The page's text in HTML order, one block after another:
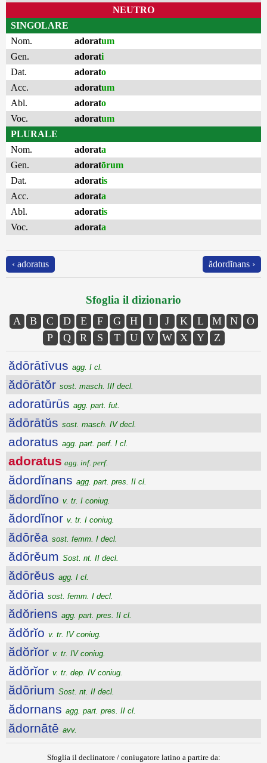
NEUTRO
SINGOLARE
Nom.
adoratum
Gen.
adorati
Dat.
adorato
Acc.
adoratum
Abl.
adorato
Voc.
adoratum
PLURALE
Nom.
adorata
Gen.
adoratōrum
Dat.
adoratis
Acc.
adorata
Abl.
adoratis
Voc.
adorata
‹ adoratus ădordĭnans ›
Sfoglia il dizionario
A B C D E F G H I J K L M N
O
P
Q R S T U V W X Y Z
ădōrātīvus agg. I cl.
ădōrātŏr sost. masch. III decl.
adoratūrūs agg. part. fut.
ădōrātŭs sost. masch. IV decl.
adoratus agg. part. perf. I cl.
adoratus agg. inf. perf.
ădordĭnans agg. part. pres. II cl.
ădordĭno v. tr. I coniug.
ădordĭnor v. tr. I coniug.
ădōrĕa sost. femm. I decl.
ădōrĕum Sost. nt. II decl.
ădōrĕus agg. I cl.
ădōria sost. femm. I decl.
ădŏriens agg. part. pres. II cl.
ădŏrĭo v. tr. IV coniug.
ădŏrĭor v. tr. IV coniug.
ădŏrĭor v. tr. dep. IV coniug.
ădōrium Sost. nt. II decl.
ădornans agg. part. pres. II cl.
ădornātē avv.
Sfoglia il declinatore / coniugatore latino a partire da: